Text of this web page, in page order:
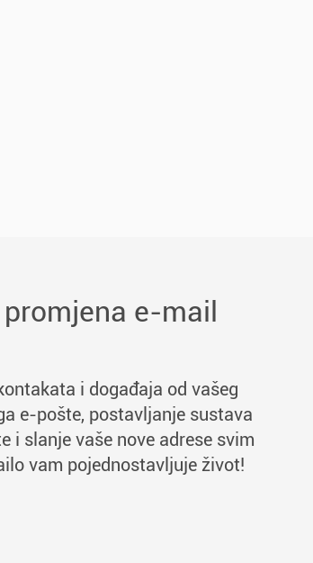
e-mail
i događaja od vašeg
e-pošte, postavljanje sustava
i slanje vaše nove adrese svim
vam pojednostavljuje život!